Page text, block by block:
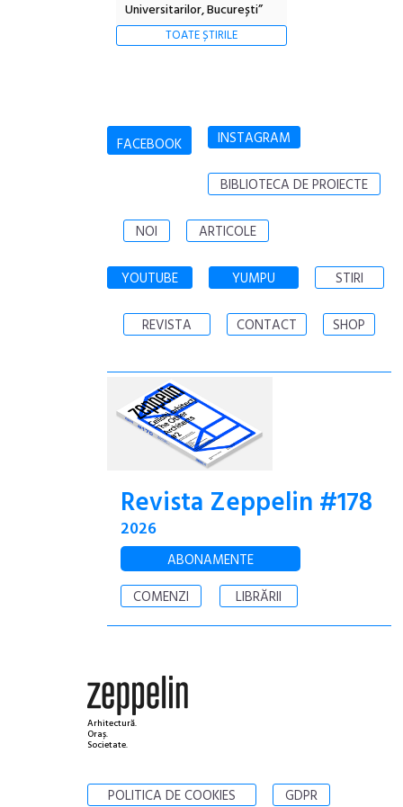
Universitarilor, București”
TOATE ȘTIRILE
FACEBOOK INSTAGRAM
BIBLIOTECA DE PROIECTE
NOI ARTICOLE
YOUTUBE YUMPU STIRI
REVISTA CONTACT SHOP
Revista Zeppelin #178
2026
ABONAMENTE
COMENZI
LIBRĂRII
Arhitectură.
Oraș.
Societate.
POLITICA DE COOKIES GDPR